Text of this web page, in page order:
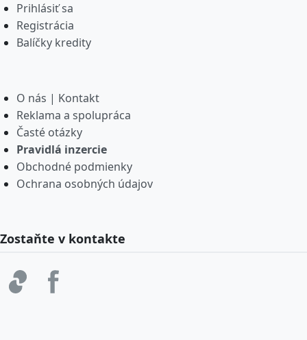
Prihlásiť sa
Registrácia
Balíčky kredity
O nás | Kontakt
Reklama a spolupráca
Časté otázky
Pravidlá inzercie
Obchodné podmienky
Ochrana osobných údajov
Zostaňte v kontakte